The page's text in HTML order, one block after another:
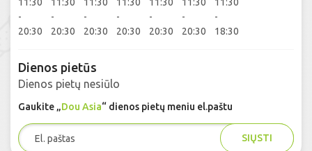
-
20:30
-
20:30
-
20:30
-
20:30
-
20:30
-
20:30
-
18:30
Dienos pietūs
Dienos pietų nesiūlo
Gaukite „Dou Asia“ dienos pietų meniu el.paštu
SIŲSTI